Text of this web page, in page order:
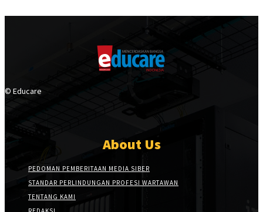
© Educare
About Us
PEDOMAN PEMBERITAAN MEDIA SIBER
STANDAR PERLINDUNGAN PROFESI WARTAWAN
TENTANG KAMI